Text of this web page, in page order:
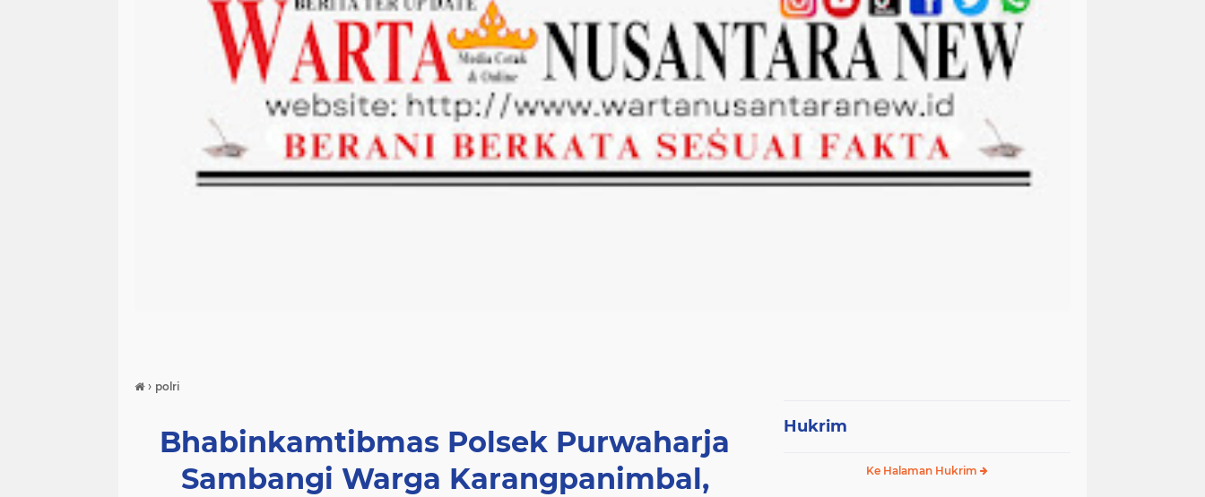
› polri
Bhabinkamtibmas Polsek Purwaharja
Sambangi Warga Karangpanimbal,
Hukrim
Ke Halaman Hukrim